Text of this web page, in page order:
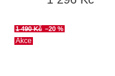
Akce
1 490 Kč –20 %